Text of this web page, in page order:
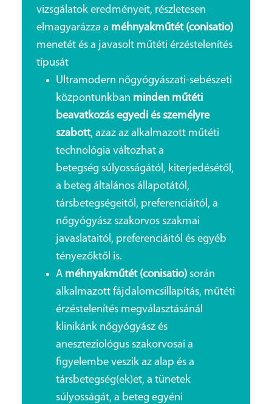
vizsgálatok eredményeit, részletesen
elmagyarázza a méhnyakműtét (conisatio)
menetét és a javasolt műtéti érzéstelenítés
típusát
Ultramodern nőgyógyászati-sebészeti
központunkban minden műtéti
beavatkozás egyedi és személyre
szabott, azaz az alkalmazott műtéti
technológia változhat a
betegség súlyosságától, kiterjedésétől,
a beteg általános állapotától,
társbetegségeitől, preferenciáitól, a
nőgyógyász szakorvos szakmai
javaslataitól, preferenciáitól és egyéb
tényezőktől is.
A méhnyakműtét (conisatio) során
alkalmazott fájdalomcsillapítás, műtéti
érzéstelenítés megválasztásánál
klinikánk nőgyógyász és
aneszteziológus szakorvosai a
figyelembe veszik az alap és a
társbetegség(ek)et, a tünetek
súlyosságát, a beteg egyéni